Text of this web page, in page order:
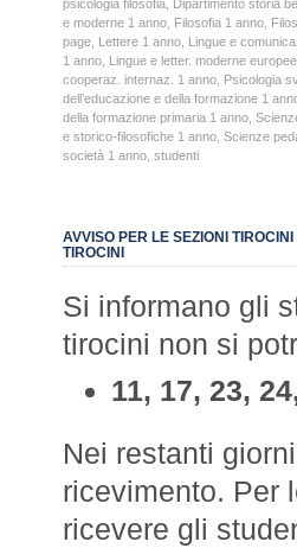
psicologia filosofia Dipartimento storia
e moderne 1 anno Filosofia 1 anno
page Lettere 1 anno Lingue e
1 anno Lingue e letter. moderne
cooperaz. internaz. 1 anno Psicologia
dell’educazione e della formazione 1
della formazione primaria 1 anno
e storico-filosofiche 1 anno Scienze
società 1 anno studenti
AVVISO PER LE SEZIONI
TIROCINI
Si informano gli
tirocini non si
11, 17, 23,
Nei restanti
ricevimento. Per
ricevere gli